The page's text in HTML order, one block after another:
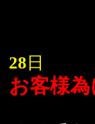
28 日
お客様為